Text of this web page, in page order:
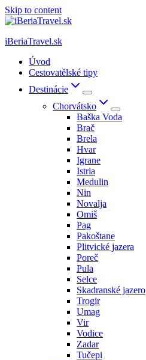
Skip to content
iBeriaTravel.sk
Úvod
Cestovatělské tipy
Destinácie
Chorvátsko
Baška Voda
Brač
Brela
Hvar
Igrane
Istria
Medulin
Nin
Novalja
Omiš
Pag
Pakoštane
Plitvické jazera
Poreč
Pula
Selce
Skadranské jazero
Trogir
Umag
Vir
Vodice
Zadar
Tučepi